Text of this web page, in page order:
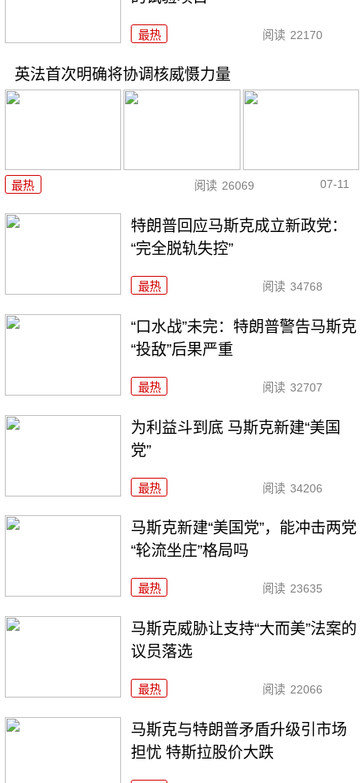
最热 阅读 22170
英法首次明确将协调核威慑力量
最热 阅读 26069 07-11
特朗普回应马斯克成立新政党：
“完全脱轨失控”
最热 阅读 34768
“口水战”未完：特朗普警告马斯克
“投敌”后果严重
最热 阅读 32707
为利益斗到底 马斯克新建“美国
党”
最热 阅读 34206
马斯克新建“美国党”，能冲击两党
“轮流坐庄”格局吗
最热 阅读 23635
马斯克威胁让支持“大而美”法案的
议员落选
最热 阅读 22066
马斯克与特朗普矛盾升级引市场
担忧 特斯拉股价大跌